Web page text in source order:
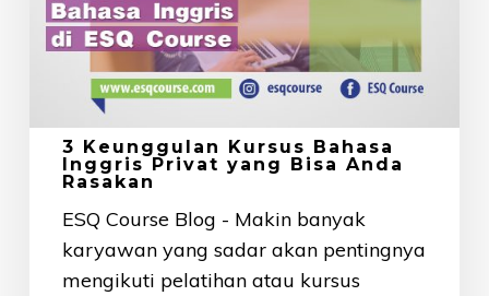
3 Keunggulan Kursus Bahasa
Inggris Privat yang Bisa Anda
Rasakan
ESQ Course Blog - Makin banyak
karyawan yang sadar akan pentingnya
mengikuti pelatihan atau kursus